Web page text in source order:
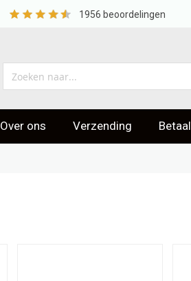
1956 beoordelingen
Over ons Verzending